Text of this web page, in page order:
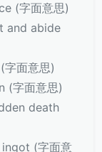
(字面意思)
and abide
面意思)
(字面意思)
death
(字面意